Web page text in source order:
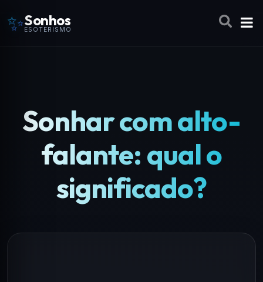
✨Sonhos
ESOTERISMO
Sonhar com alto-
falante: qual o
significado?